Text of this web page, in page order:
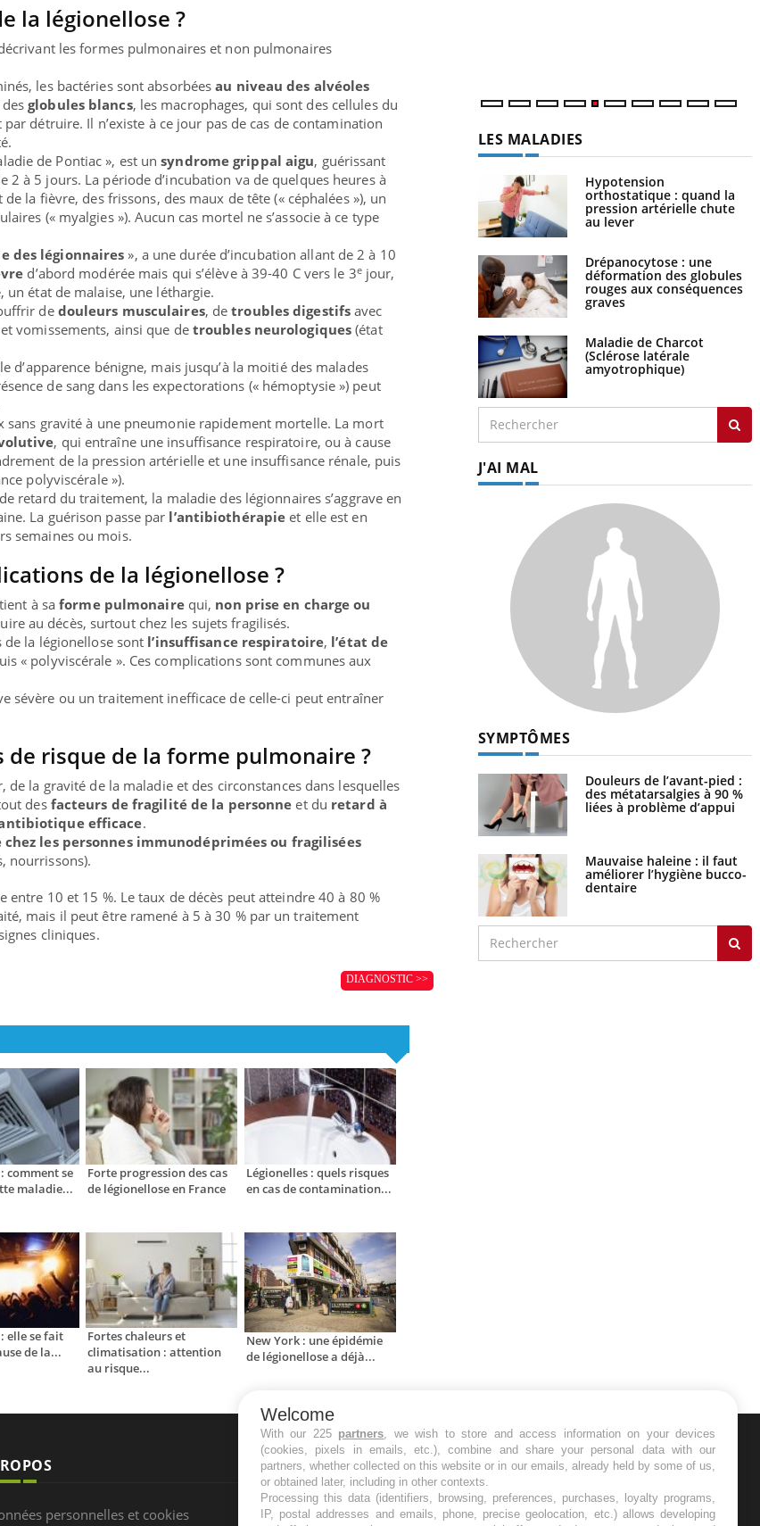
la légionellose ?
les formes pulmonaires et non pulmonaires
les bactéries sont absorbéesau niveau des alvéoles
desglobules blancs, les macrophages, qui sont des cellules du
détruire. Il n’existe à ce jour pas de cas de contamination
de Pontiac », est unsyndrome grippal aigu, guérissant
à 5 jours. La période d’incubation va de quelques heures à
la fièvre, des frissons, des maux de tête (« céphalées »), un
(« myalgies »). Aucun cas mortel ne s’associe à ce type
des légionnaires», a une durée d’incubation allant de 2 à 10
d’abord modérée mais qui s’élève à 39-40 C vers le 3ejour,
un état de malaise, une léthargie.
dedouleurs musculaires, detroubles digestifs avec
vomissements, ainsi que de troubles neurologiques (état
d’apparence bénigne, mais jusqu’à la moitié des malades
de sang dans les expectorations (« hémoptysie ») peut
sans gravité à une pneumonie rapidement mortelle. La mort
, qui entraîne une insuffisance respiratoire, ou à cause
de la pression artérielle et une insuffisance rénale, puis
polyviscérale »).
retard du traitement, la maladie des légionnaires s’aggrave en
La guérison passe par l’antibiothérapie et elle est en
semaines ou mois.
de la légionellose ?
à saforme pulmonairequi, non prise en charge ou
au décès, surtout chez les sujets fragilisés.
la légionellose sont l’insuffisance respiratoire, l’état de
« polyviscérale ». Ces complications sont communes aux
sévère ou un traitement inefficace de celle-ci peut entraîner
de risque de la forme pulmonaire ?
la gravité de la maladie et des circonstances dans lesquelles
des facteurs de fragilité de la personne et du retard à
efficace.
chez les personnes immunodéprimées ou fragilisées
nourrissons).
entre 10 et 15 %. Le taux de décès peut atteindre 40 à 80 %
mais il peut être ramené à 5 à 30 % par un traitement
cliniques.
DIAGNOSTIC >>
comment se
maladie...
Forte progression des cas
de légionellose en France
Légionelles : quels risques
en cas de contamination...
elle se fait
de la...
Fortes chaleurs et
climatisation : attention
au risque...
New York : une épidémie
de légionellose a déjà...
LES MALADIES
Hypotension
orthostatique : quand la
pression artérielle chute
au lever
Drépanocytose : une
déformation des globules
rouges aux conséquences
graves
Maladie de Charcot
(Sclérose latérale
amyotrophique)
J'AI MAL
SYMPTÔMES
Douleurs de l’avant-pied :
des métatarsalgies à 90 %
liées à problème d’appui
Mauvaise haleine : il faut
améliorer l’hygiène bucco-
dentaire
personnelles et cookies
NEWSLETTER
Recevez toutes les semaines les meilleures
Welcome
With our 225 partners, we wish to store and access information on your devices
(cookies, pixels in emails, etc.), combine and share your personal data with our
partners, whether collected on this website or in our emails, already held by some of us,
or obtained later, including in other contexts.
Processing this data (identifiers, browsing, preferences, purchases, loyalty programs,
IP, postal addresses and emails, phone, precise geolocation, etc.) allows developing